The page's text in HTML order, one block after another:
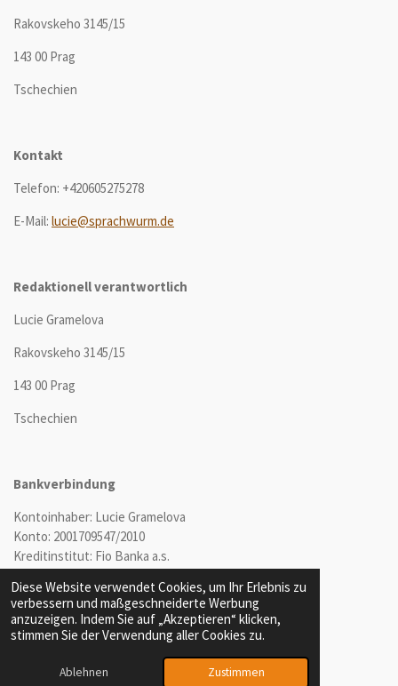
Diese Website verwendet Cookies, um Ihr Erlebnis zu
verbessern und maßgeschneiderte Werbung
anzuzeigen. Indem Sie auf „Akzeptieren“ klicken,
stimmen Sie der Verwendung aller Cookies zu.
Ablehnen Zustimmen
Rakovskeho 3145/15
143 00 Prag
Tschechien
Kontakt
Telefon: +420605275278
E-Mail: lucie@sprachwurm.de
Redaktionell verantwortlich
Lucie Gramelova
Rakovskeho 3145/15
143 00 Prag
Tschechien
Bankverbindung
Kontoinhaber: Lucie Gramelova
Konto: 2001709547/2010
Kreditinstitut: Fio Banka a.s.
IBAN: CZ54 2010 0000 0020 0170 9547